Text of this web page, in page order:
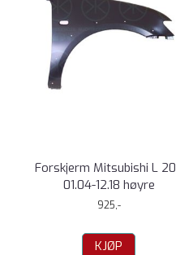
Forskjerm Mitsubishi L
01.04-12.18 høyre
925,-
KJØP